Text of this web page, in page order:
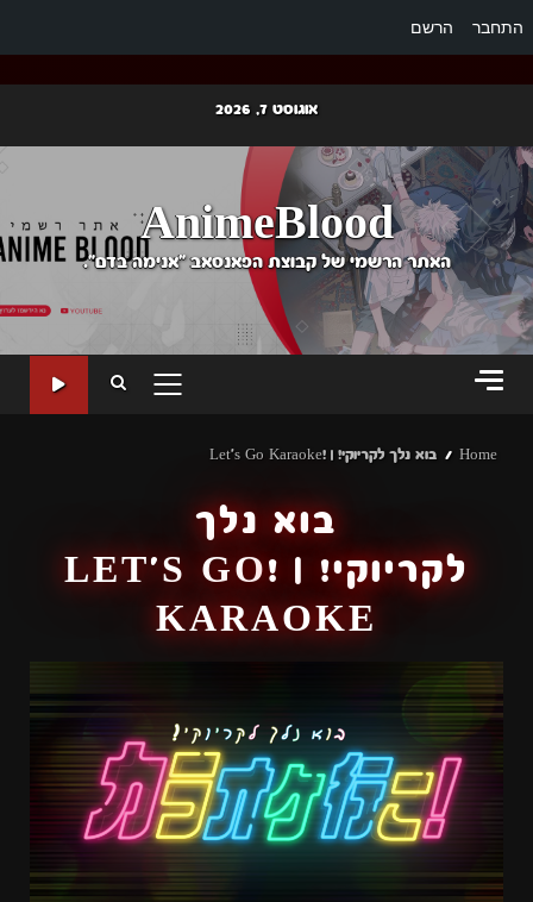
התחבר הרשם
content
אוגוסט 7, 2026
AnimeBlood
האתר הרשמי של קבוצת הפאנסאב "אנימה בדם".
PRIMARY
Home בוא נלך לקריוקי! | !Let's Go Karaoke
בוא נלך
לקריוקי! | !LET'S GO
KARAOKE